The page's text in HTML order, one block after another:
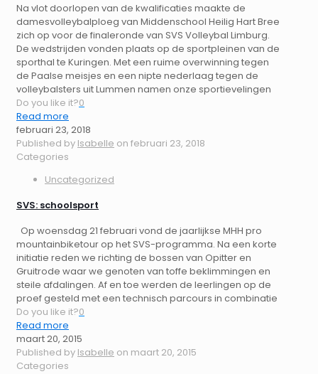
Na vlot doorlopen van de kwalificaties maakte de
damesvolleybalploeg van Middenschool Heilig Hart Bree
zich op voor de finaleronde van SVS Volleybal Limburg.
De wedstrijden vonden plaats op de sportpleinen van de
sporthal te Kuringen. Met een ruime overwinning tegen
de Paalse meisjes en een nipte nederlaag tegen de
volleybalsters uit Lummen namen onze sportievelingen
Do you like it?0
Read more
februari 23, 2018
Published by Isabelle on februari 23, 2018
Categories
Uncategorized
SVS: schoolsport
Op woensdag 21 februari vond de jaarlijkse MHH pro
mountainbiketour op het SVS-programma. Na een korte
initiatie reden we richting de bossen van Opitter en
Gruitrode waar we genoten van toffe beklimmingen en
steile afdalingen. Af en toe werden de leerlingen op de
proef gesteld met een technisch parcours in combinatie
Do you like it?0
Read more
maart 20, 2015
Published by Isabelle on maart 20, 2015
Categories